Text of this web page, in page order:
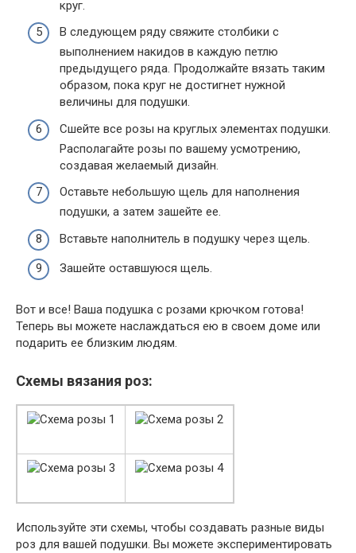
круг.
В следующем ряду свяжите столбики с
выполнением накидов в каждую петлю
предыдущего ряда. Продолжайте вязать таким
образом, пока круг не достигнет нужной
величины для подушки.
Сшейте все розы на круглых элементах подушки.
Располагайте розы по вашему усмотрению,
создавая желаемый дизайн.
Оставьте небольшую щель для наполнения
подушки, а затем зашейте ее.
Вставьте наполнитель в подушку через щель.
Зашейте оставшуюся щель.
Вот и все! Ваша подушка с розами крючком готова!
Теперь вы можете наслаждаться ею в своем доме или
подарить ее близким людям.
Схемы вязания роз:
Используйте эти схемы, чтобы создавать разные виды
роз для вашей подушки. Вы можете экспериментировать